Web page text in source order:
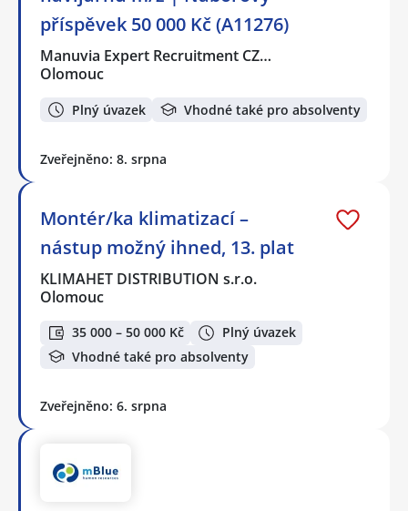
příspěvek 50 000 Kč (A11276)
Manuvia Expert Recruitment CZ…
Olomouc
Plný úvazek Vhodné také pro absolventy
Zveřejněno: 8. srpna
Montér/ka klimatizací –
nástup možný ihned, 13. plat
KLIMAHET DISTRIBUTION s.r.o.
Olomouc
35 000 – 50 000 Kč
Plný úvazek
Vhodné také pro absolventy
Zveřejněno: 6. srpna